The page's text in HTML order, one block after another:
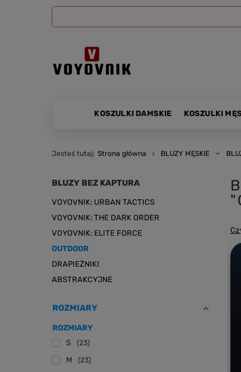
KOSZULKI DAMSKIE KOSZULKI
Jesteś tutaj: Strona główna BLUZY MĘSKIE
BLUZY BEZ KAPTURA
VOYOVNIK: URBAN TACTICS
VOYOVNIK: THE DARK ORDER
VOYOVNIK: ELITE FORCE
OUTDOOR
DRAPIEŻNIKI
ABSTRAKCYJNE
ROZMIARY
ROZMIARY
S
23
M 23